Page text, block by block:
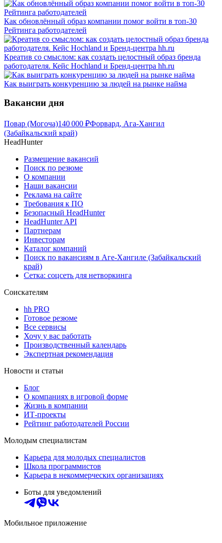
Как обновлённый образ компании помог войти в топ-30
Рейтинга работодателей
Креатив со смыслом: как создать целостный образ бренда
работодателя. Кейс Hochland и Бренд-центра hh.ru
Как выиграть конкуренцию за людей на рынке найма
Вакансии дня
Повар (Могоча)140 000 ₽Форвард, Ага-Хангил
(Забайкальский край)
HeadHunter
Размещение вакансий
Поиск по резюме
О компании
Наши вакансии
Реклама на сайте
Требования к ПО
Безопасный HeadHunter
HeadHunter API
Партнерам
Инвесторам
Каталог компаний
Поиск по вакансиям в Аге-Хангиле (Забайкальский
край)
Сетка: соцсеть для нетворкинга
Соискателям
hh PRO
Готовое резюме
Все сервисы
Хочу у вас работать
Производственный календарь
Экспертная рекомендация
Новости и статьи
Блог
О компаниях в игровой форме
Жизнь в компании
ИТ-проекты
Рейтинг работодателей России
Молодым специалистам
Карьера для молодых специалистов
Школа программистов
Карьера в некоммерческих организациях
Боты для уведомлений
Мобильное приложение